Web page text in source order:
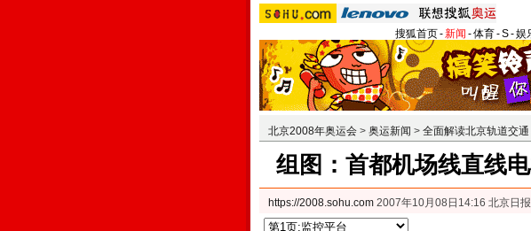
搜狐首页-新闻 -体育-S-娱
北京2008年奥运会 > 奥运新闻 > 全面解读北京轨道交通
组图：首都机场线直线
https://2008.sohu.com 2007年10月08日14:16 北京日报